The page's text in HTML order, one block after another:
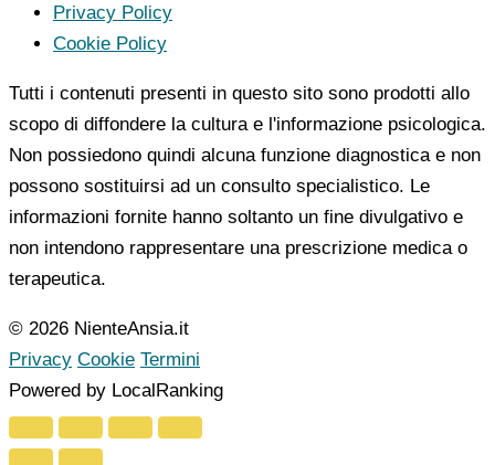
Privacy Policy
Cookie Policy
Tutti i contenuti presenti in questo sito sono prodotti allo
scopo di diffondere la cultura e l'informazione psicologica.
Non possiedono quindi alcuna funzione diagnostica e non
possono sostituirsi ad un consulto specialistico. Le
informazioni fornite hanno soltanto un fine divulgativo e
non intendono rappresentare una prescrizione medica o
terapeutica.
© 2026 NienteAnsia.it
Privacy Cookie Termini
Powered by LocalRanking